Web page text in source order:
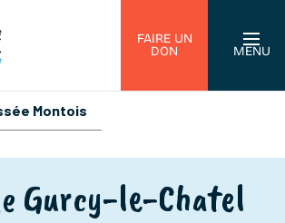
FAIRE UN
DON
MENU
Montois
Gurcy-le-Chatel